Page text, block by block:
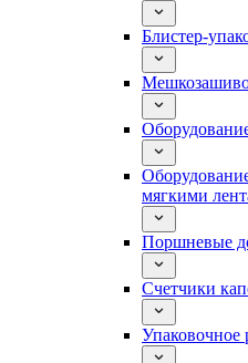
Блистер-
мягкими
Поршневые
Счетчики
Упаковочное